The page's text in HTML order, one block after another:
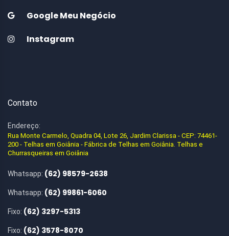
Google Meu Negócio
Instagram
Contato
Endereço:
Rua Monte Carmelo, Quadra 04, Lote 26, Jardim Clarissa - CEP: 74461-
200 - Telhas em Goiânia - Fábrica de Telhas em Goiânia. Telhas e
Churrasqueiras em Goiânia
Whatsapp: (62) 98579-2638
Whatsapp: (62) 99861-6060
Fixo: (62) 3297-5313
Fixo: (62) 3578-8070